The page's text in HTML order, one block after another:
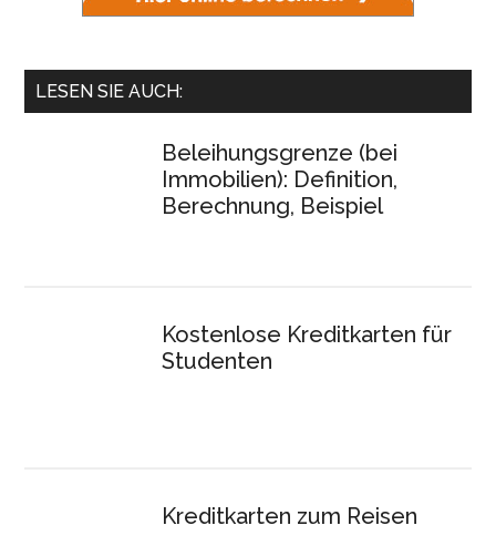
LESEN SIE AUCH:
Beleihungsgrenze (bei
Immobilien): Definition,
Berechnung, Beispiel
Kostenlose Kreditkarten für
Studenten
Kreditkarten zum Reisen